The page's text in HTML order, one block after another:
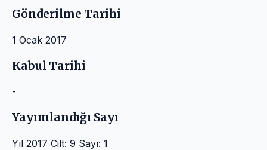
Gönderilme Tarihi
1 Ocak 2017
Kabul Tarihi
-
Yayımlandığı Sayı
Yıl 2017 Cilt: 9 Sayı: 1